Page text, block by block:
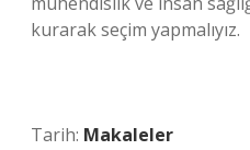
kurarak seçim yapmalıyız.
Tarih: Makaleler